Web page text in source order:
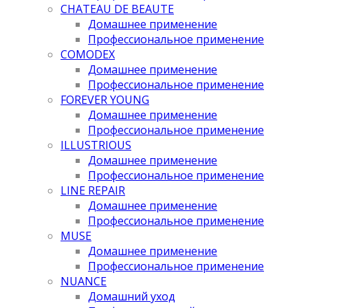
CHATEAU DE BEAUTE
Домашнее применение
Профессиональное применение
COMODEX
Домашнее применение
Профессиональное применение
FOREVER YOUNG
Домашнее применение
Профессиональное применение
ILLUSTRIOUS
Домашнее применение
Профессиональное применение
LINE REPAIR
Домашнее применение
Профессиональное применение
MUSE
Домашнее применение
Профессиональное применение
NUANCE
Домашний уход